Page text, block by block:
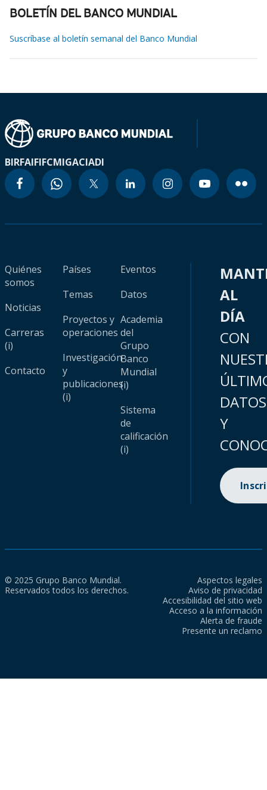
BOLETÍN DEL BANCO MUNDIAL
Suscríbase al boletín semanal del Banco Mundial
BIRFAIFIFCMIGACIADI
Quiénes
somos
Noticias
Carreras
(i)
Contacto
Países
Temas
Proyectos y
operaciones
Investigación
y
publicaciones
(i)
Eventos
Datos
Academia
del
Grupo
Banco
Mundial
(i)
Sistema
de
calificación
(i)
AL
DÍA
CON
DATOS
Y
© 2025 Grupo Banco Mundial.
Reservados todos los derechos.
Aspectos legales
Aviso de privacidad
Accesibilidad del sitio web
Acceso a la información
Alerta de fraude
Presente un reclamo